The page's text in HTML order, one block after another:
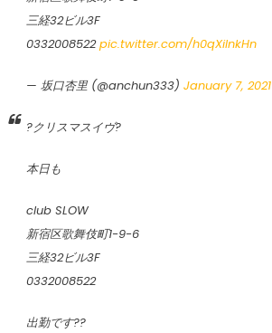
三経32ビル3F
0332008522pic.twitter.com/h0qXiInkHn
— 坂口杏里 (@anchun333) January 7, 2021
?クリスマスイヴ?
本日も
club SLOW
新宿区歌舞伎町1-9-6
三経32ビル3F
0332008522
出勤です??